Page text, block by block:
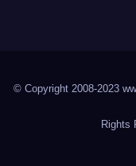
© Copyright 2008-2023
Rights